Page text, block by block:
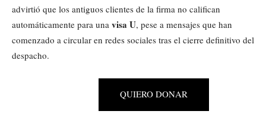
advirtió que los antiguos clientes de la firma no califican
automáticamente para una visa U, pese a mensajes que han
comenzado a circular en redes sociales tras el cierre definitivo del
despacho.
QUIERO DONAR